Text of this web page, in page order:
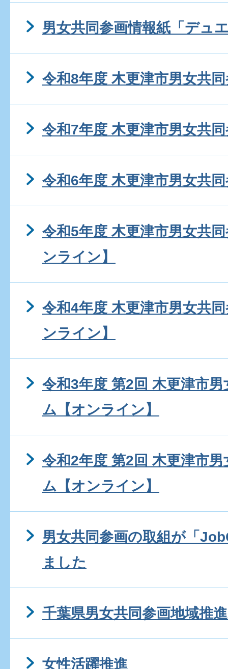
男女共同参画情報紙「デュ
令和8年度 木更津市男女共
令和7年度 木更津市男女共
令和6年度 木更津市男女共
令和5年度 木更津市男女共
ンライン】
令和4年度 木更津市男女共
ンライン】
令和3年度 第2回 木更津市
ム【オンライン】
令和2年度 第2回 木更津市
ム【オンライン】
男女共同参画の取組が「
ました
千葉県男女共同参画地域推
女性活躍推進